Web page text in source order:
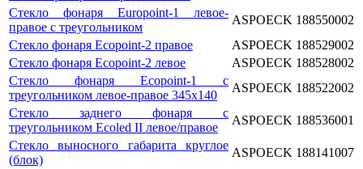
Стекло фонаря Europoint-1 левое-
правое с треугольником
ASPOECK 188550002
Стекло фонаря Ecopoint-2 правое
ASPOECK 188529002
Стекло фонаря Ecopoint-2 левое
ASPOECK 188528002
Стекло фонаря Ecopoint-1 с
треугольником левое-правое 345x140
ASPOECK 188522002
Стекло заднего фонаря с
треугольником Ecoled II левое/правое
ASPOECK 188536001
Стекло выносного габарита круглое
(блок)
ASPOECK 188141007